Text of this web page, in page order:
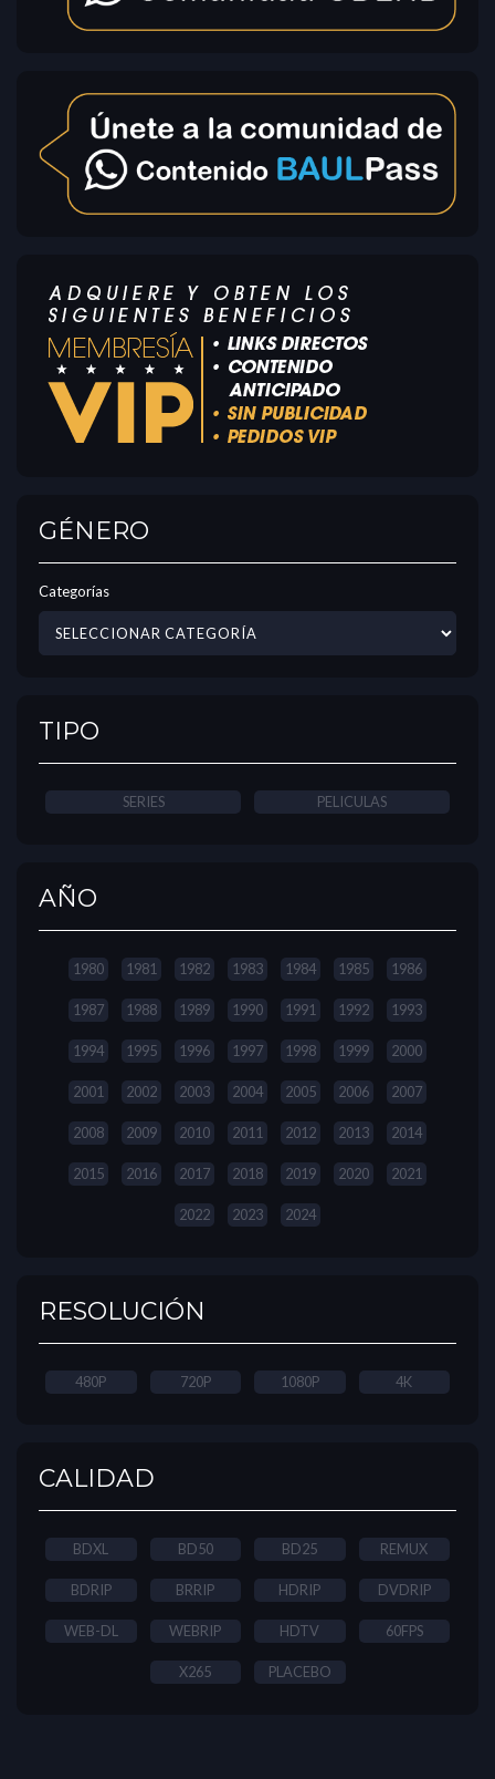
GÉNERO
Categorías
TIPO
SERIES PELICULAS
AÑO
1980 1981 1982 1983 1984 1985 1986
1987 1988 1989 1990 1991 1992 1993
1994 1995 1996 1997 1998 1999 2000
2001 2002 2003 2004 2005 2006 2007
2008 2009 2010 2011 2012 2013 2014
2015 2016 2017 2018 2019 2020 2021
2022 2023 2024
RESOLUCIÓN
480P 720P 1080P 4K
CALIDAD
BDXL BD50 BD25 REMUX
BDRIP BRRIP HDRIP DVDRIP
WEB-DL WEBRIP HDTV 60FPS
X265 PLACEBO